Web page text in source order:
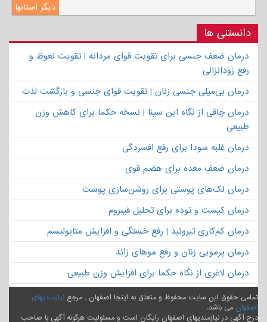
دیگر استانها
دانستنی ها
درمان ضعف جنسی برای تقویت قوای مردانه | تقویت نعوظ و
رفع زودانزالی
درمان بی‌میلی جنسی زنان | تقویت قوای جنسی و بازگشت لذت
درمان چاقی از نگاه ابن سینا | نسخه حکما برای کاهش وزن
طبیعی
درمان غلبه سودا برای رفع افسردگی
درمان ضعف معده برای هضم قوی
درمان لک‌های پوستی برای روشن‌سازی پوست
درمان کیست و توده برای تحلیل فیبروم
درمان کم‌کاری تیروئید | رفع خستگی و افزایش متابولیسم
درمان پرمویی زنان و رفع موهای زائد
درمان لاغری از نگاه حکما برای افزایش وزن طبیعی
تمامی حقوق این سایت محفوظ و متعلق به اینجا اصفهان , مرجع نیازمندیهای
اصفهان می باشد.
درج آگهی در نیازمندیهای اصفهان رایگان است و مسئولیت هرگونه آگهی با صاحب